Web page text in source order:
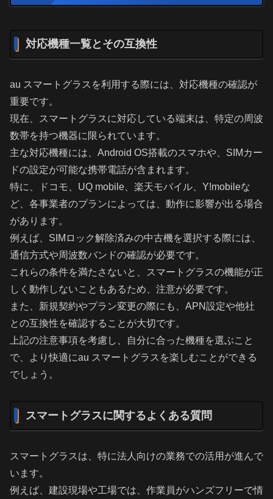
対応機種一覧とその互換性
au スマートグラスを利用する際には、対応機種の確認が
重要です。
現在、スマートグラスに対応している端末は、特定の周波
数帯を持つ機器に限られています。
主な対応機種には、Android OS搭載のスマホや、SIMカー
ドの設定が可能な携帯電話が含まれます。
特に、ドコモ、UQ mobile、楽天モバイル、Y!mobileな
ど、各事業者のプランによっては、動作に影響が出る場合
があります。
例えば、SIMロック解除済みの中古機を選択する際には、
通信方式や周波数バンドの確認が必要です。
これらの条件を満たさないと、スマートグラスの機能が正
しく動作しないこともあるため、注意が必要です。
また、新規契約やプラン変更の際にも、APN設定や他社
との互換性を確認することが大切です。
上記の注意事項を考慮し、自分に合った機種を選ぶこと
で、より快適にau スマートグラスを楽しむことができる
でしょう。
スマートグラスに関するよくある質問
スマートグラスは、特に法人向けの業務での活用が進んで
います。
例えば、建設現場や工場では、作業員がハンズフリーで情